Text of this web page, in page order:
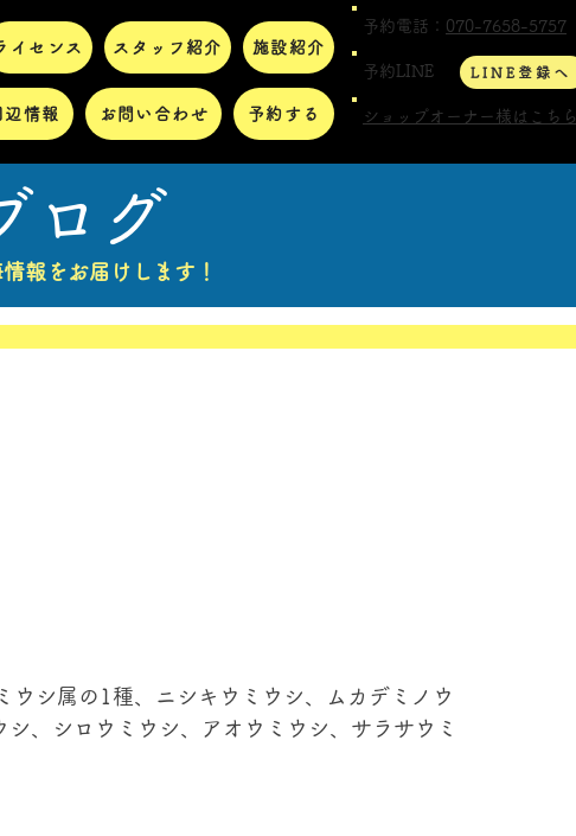
イセンス スタッフ紹介 施設紹介
辺情報 お問い合わせ 予約する
予約電話： 070-7658-5757
予約LINE LINE登録へ
ショップオーナー様はこちら
ログ
報をお届けします！
シ属の1種、ニシキウミウシ、ムカデミノウ
、シロウミウシ、アオウミウシ、サラサウミ